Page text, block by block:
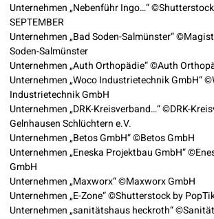
Unternehmen „Nebenführ Ingo…“
SEPTEMBER
Unternehmen „Bad Soden-Salmünster“
Soden-Salmünster
Unternehmen „Auth Orthopädie“ ©Auth
Unternehmen „Woco Industrietechnik GmbH“
Industrietechnik GmbH
Unternehmen „DRK-Kreisverband…“ ©DRK-
Gelnhausen Schlüchtern e.V.
Unternehmen „Betos GmbH“ ©Betos GmbH
Unternehmen „Eneska Projektbau GmbH“
GmbH
Unternehmen „Maxworx“ ©Maxworx GmbH
Unternehmen „E-Zone“ ©Shutterstock by
Unternehmen „sanitätshaus heckroth“